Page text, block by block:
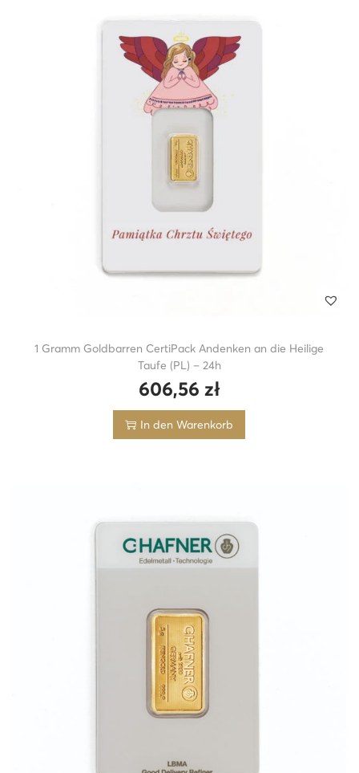
1 Gramm Goldbarren CertiPack Andenken an die Heilige
Taufe (PL) – 24h
606,56 zł
In den Warenkorb